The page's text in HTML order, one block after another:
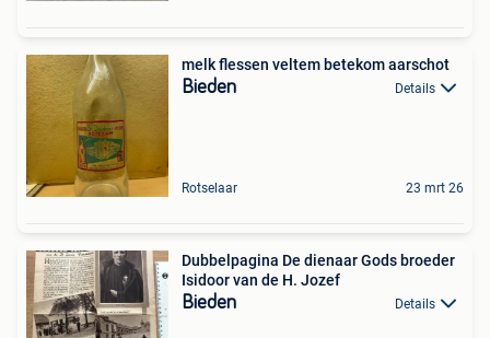
melk flessen veltem betekom aarschot
Bieden Details
Rotselaar 23 mrt 26
Dubbelpagina De dienaar Gods broeder
Isidoor van de H. Jozef
Bieden Details